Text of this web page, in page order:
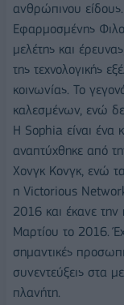
ανθρώπινου
Εφαρμοσμένης
μελέτης και
της τεχνολογικής
κοινωνίας. Το
καλεσμένων, ενώ
Η Sophia είναι ένα
αναπτύχθηκε από
Χονγκ Κονγκ, ενώ
η Victorious
2016 και έκανε
Μαρτίου το 2016.
σημαντικές
συνεντεύξεις στα
πλανήτη.